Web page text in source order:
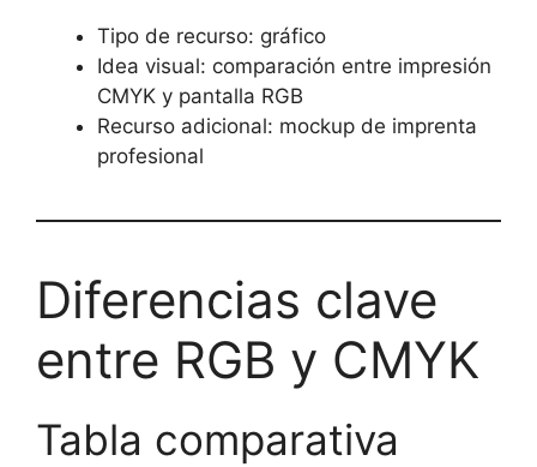
Tipo de recurso: gráfico
Idea visual: comparación entre impresión
CMYK y pantalla RGB
Recurso adicional: mockup de imprenta
profesional
Diferencias clave
entre RGB y CMYK
Tabla comparativa